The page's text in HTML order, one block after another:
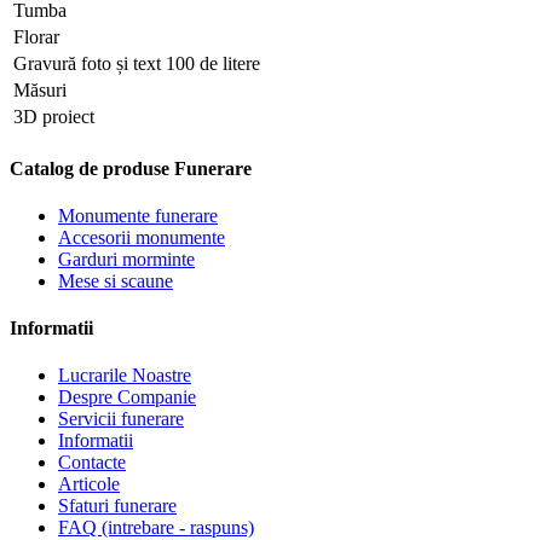
Tumba
Florar
Gravură foto și text 100 de litere
Măsuri
3D proiect
Catalog de produse Funerare
Monumente funerare
Accesorii monumente
Garduri morminte
Mese si scaune
Informatii
Lucrarile Noastre
Despre Companie
Servicii funerare
Informatii
Contacte
Articole
Sfaturi funerare
FAQ (intrebare - raspuns)